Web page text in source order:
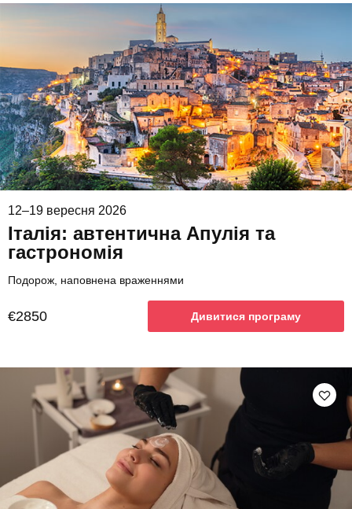
12–19 вересня 2026
Італія: автентична Апулія та
гастрономія
Подорож, наповнена враженнями
€2850 Дивитися програму